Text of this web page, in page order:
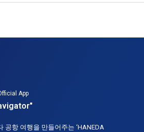
App
공항 여행을 만들어주는 ‘HANEDA